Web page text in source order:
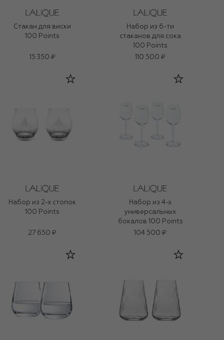
Стакан для виски
100 Points
15 350 ₽
Набор из 6-ти
стаканов для сока
100 Points
110 500 ₽
Набор из 2-х стопок
100 Points
27 650 ₽
Набор из 4-х
универсальных
бокалов 100 Points
104 500 ₽